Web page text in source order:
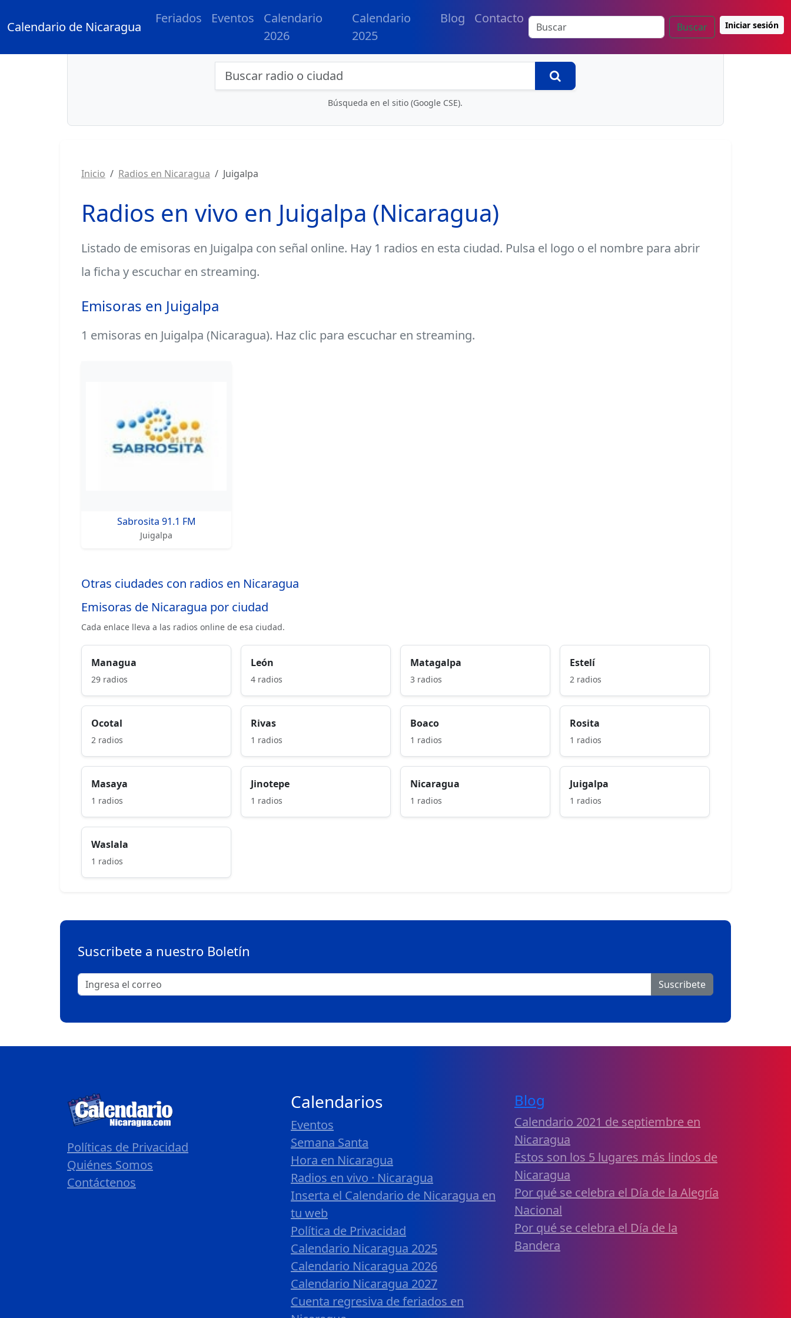
Calendario de Nicaragua
Feriados Eventos
Calendario
2026
Calendario
2025
Blog Contacto
Buscar Iniciar sesión
Búsqueda de radios y contenidos
Búsqueda en el sitio (Google CSE).
Inicio Radios en Nicaragua Juigalpa
Radios en vivo en Juigalpa (Nicaragua)
Listado de emisoras en Juigalpa con señal online. Hay 1 radios en esta ciudad. Pulsa el logo o el nombre para abrir
la ficha y escuchar en streaming.
Emisoras en Juigalpa
1 emisoras en Juigalpa (Nicaragua). Haz clic para escuchar en streaming.
Sabrosita 91.1 FM
Juigalpa
Otras ciudades con radios en Nicaragua
Emisoras de Nicaragua por ciudad
Cada enlace lleva a las radios online de esa ciudad.
Managua
29 radios
León
4 radios
Matagalpa
3 radios
Estelí
2 radios
Ocotal
2 radios
Rivas
1 radios
Boaco
1 radios
Rosita
1 radios
Masaya
1 radios
Jinotepe
1 radios
Nicaragua
1 radios
Juigalpa
1 radios
Waslala
1 radios
Suscribete a nuestro Boletín
Suscribete
Políticas de Privacidad
Quiénes Somos
Contáctenos
Calendarios
Eventos
Semana Santa
Hora en Nicaragua
Radios en vivo · Nicaragua
Inserta el Calendario de Nicaragua en
tu web
Política de Privacidad
Calendario Nicaragua 2025
Calendario Nicaragua 2026
Calendario Nicaragua 2027
Cuenta regresiva de feriados en
Blog
Calendario 2021 de septiembre en
Nicaragua
Estos son los 5 lugares más lindos de
Nicaragua
Por qué se celebra el Día de la Alegría
Nacional
Por qué se celebra el Día de la
Bandera